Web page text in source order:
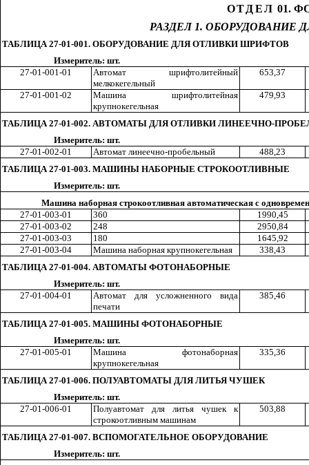
ОТДЕЛ 01.
РАЗДЕЛ 1. ОБОРУДОВАНИЕ
ТАБЛИЦА 27-01-001. ОБОРУДОВАНИЕ ДЛЯ ОТЛИВКИ ШРИФТОВ
Измеритель: шт.
27-01-001-01
Автомат шрифтолитейный
мелкокегельный
653,37
27-01-001-02
Машина шрифтолитейная
крупнокегельная
479,93
ТАБЛИЦА 27-01-002. АВТОМАТЫ ДЛЯ ОТЛИВКИ ЛИНЕЕЧНО-
Измеритель: шт.
27-01-002-01
Автомат линеечно-пробельный 488,23
ТАБЛИЦА 27-01-003. МАШИНЫ НАБОРНЫЕ СТРОКООТЛИВНЫЕ
Измеритель: шт.
Машина наборная строкоотливная автоматическая с
27-01-003-01
360 1990,45
27-01-003-02
248 2950,84
27-01-003-03
180 1645,92
27-01-003-04
Машина наборная крупнокегельная 338,43
ТАБЛИЦА 27-01-004. АВТОМАТЫ ФОТОНАБОРНЫЕ
Измеритель: шт.
27-01-004-01
Автомат для усложненного вида
печати
385,46
ТАБЛИЦА 27-01-005. МАШИНЫ ФОТОНАБОРНЫЕ
Измеритель: шт.
27-01-005-01
Машина фотонаборная
крупнокегельная
335,36
ТАБЛИЦА 27-01-006. ПОЛУАВТОМАТЫ ДЛЯ ЛИТЬЯ ЧУШЕК
Измеритель: шт.
27-01-006-01
Полуавтомат для литья чушек к
строкоотливным машинам
503,88
ТАБЛИЦА 27-01-007. ВСПОМОГАТЕЛЬНОЕ ОБОРУДОВАНИЕ
Измеритель: шт.